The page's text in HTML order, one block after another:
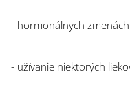
- hormonálnych zmenách
- užívanie niektorých